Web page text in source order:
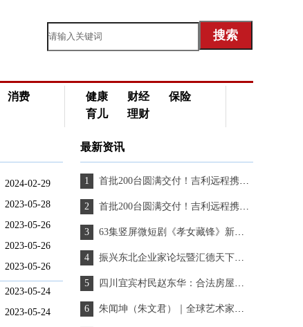
消费
健康 财经
保险
育儿
理财
2024-02-29
2023-05-28
2023-05-26
2023-05-26
2023-05-26
2023-05-24
2023-05-24
最新资讯
首批200台圆满交付！吉利远程携手深圳鲜途落地千台冷藏车战略合作，共启绿色冷链新篇
首批200台圆满交付！吉利远程携手深圳鲜途落地千台冷藏车战略合作，共启绿色冷链新篇
63集竖屏微短剧《孝女藏锋》新闻发布会在京举行
振兴东北企业家论坛暨汇德天下群英荟启动盛典活动成功举办
四川宜宾村民赵东华：合法房屋被拆，一家七口为何至今无法得到妥善安置？
朱闻坤（朱文君）｜全球艺术家个人简历